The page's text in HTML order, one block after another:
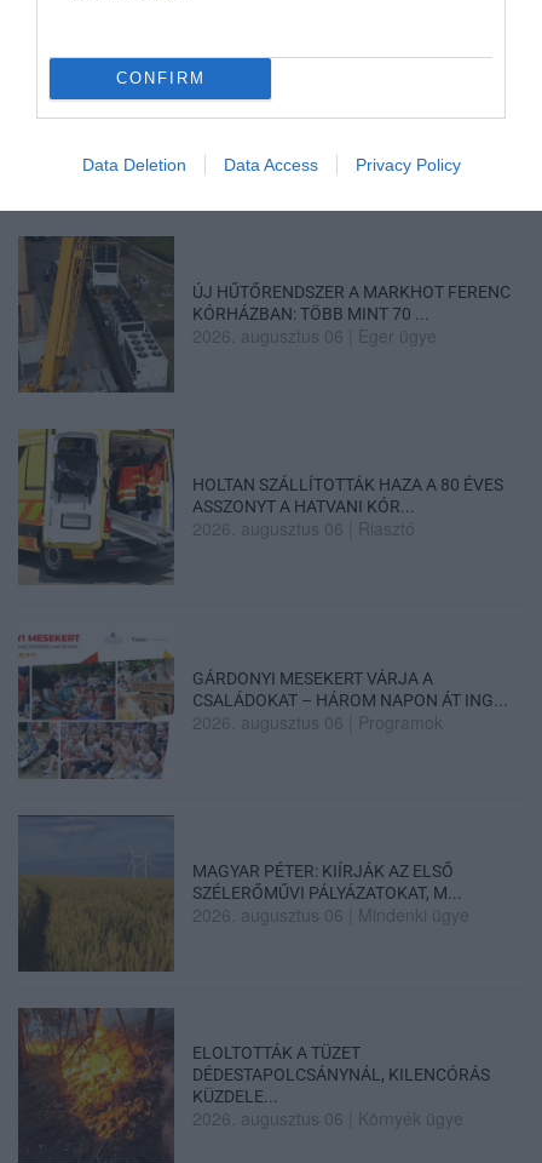
CONFIRM
Data Deletion Data Access Privacy Policy
„NEM TETTÜNK NYOMÁST A FIUNKRA” –
EGY EGRI CSALÁD TÖRTÉNE...
ÚJ HŰTŐRENDSZER A MARKHOT FERENC
KÓRHÁZBAN: TÖBB MINT 70 ...
2026. augusztus 06 Eger ügye
HOLTAN SZÁLLÍTOTTÁK HAZA A 80 ÉVES
ASSZONYT A HATVANI KÓR...
2026. augusztus 06 Riasztó
GÁRDONYI MESEKERT VÁRJA A
CSALÁDOKAT – HÁROM NAPON ÁT ING...
2026. augusztus 06 Programok
MAGYAR PÉTER: KIÍRJÁK AZ ELSŐ
SZÉLERŐMŰVI PÁLYÁZATOKAT, M...
2026. augusztus 06 Mindenki ügye
ELOLTOTTÁK A TÜZET
DÉDESTAPOLCSÁNYNÁL, KILENCÓRÁS
KÜZDELE...
2026. augusztus 06 Környék ügye